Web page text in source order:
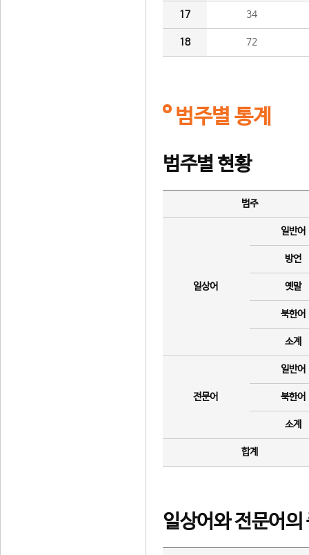
17 34
18 72
범주별 통계
범주별 현황
범주
일상어
일반어
방언
옛말
북한어
소계
전문어
일반어
북한어
소계
합계
일상어와 전문어의